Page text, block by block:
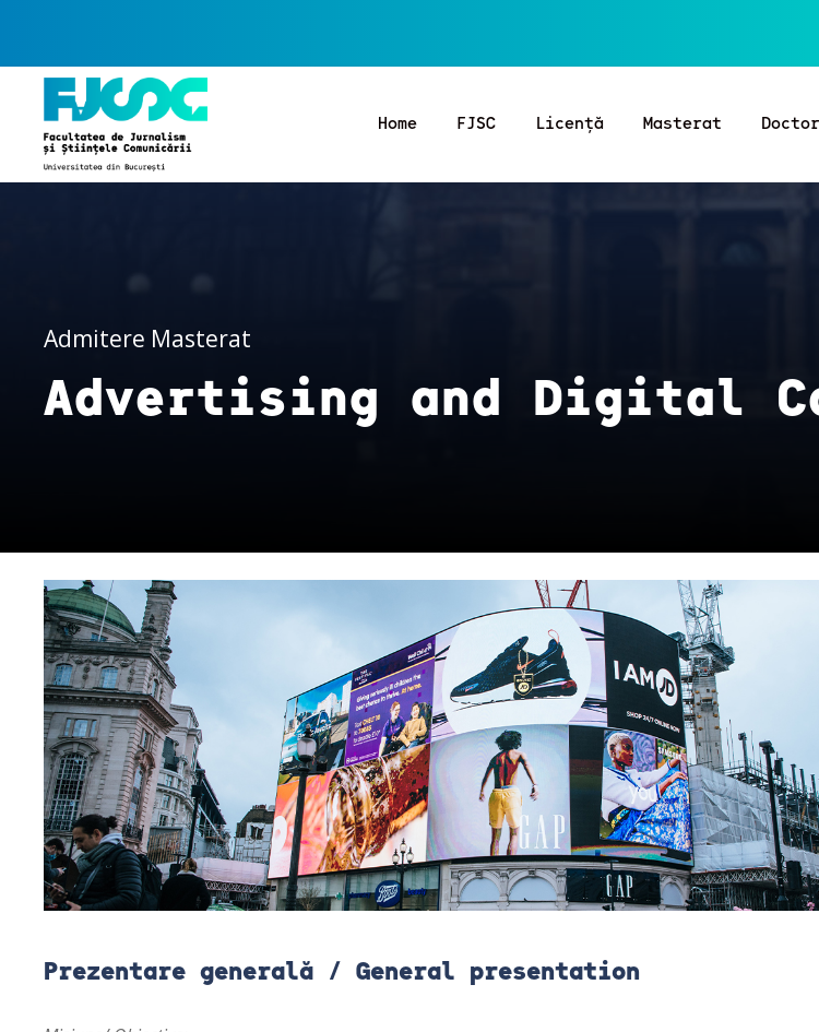
Home FJSC Licență Masterat
Admitere Masterat
Advertising and Digital
Prezentare generală / General presentation